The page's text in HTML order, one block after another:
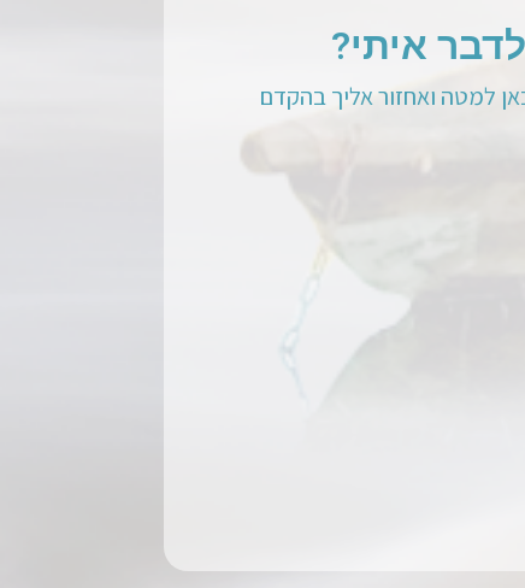
איתי?
למטה ואחזור אליך בהקדם